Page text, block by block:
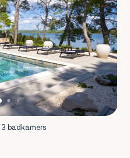
3 badkamers